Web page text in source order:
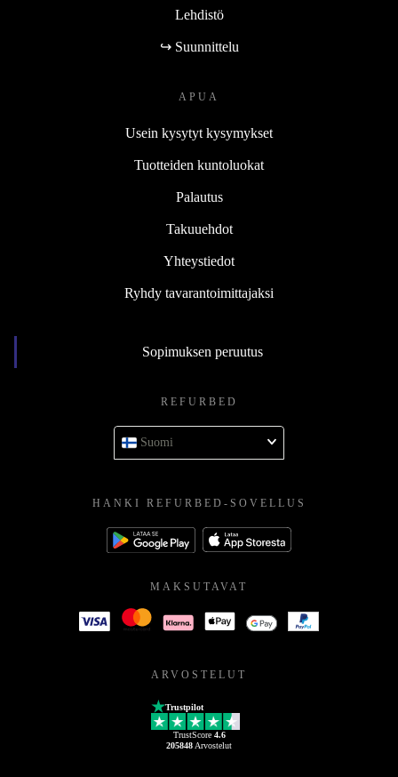
Lehdistö
↪ Suunnittelu
APUA
Usein kysytyt kysymykset
Tuotteiden kuntoluokat
Palautus
Takuuehdot
Yhteystiedot
Ryhdy tavarantoimittajaksi
Sopimuksen peruutus
REFURBED
Suomi
HANKI REFURBED-SOVELLUS
MAKSUTAVAT
ARVOSTELUT
Trustpilot
TrustScore 4.6
205848 Arvostelut